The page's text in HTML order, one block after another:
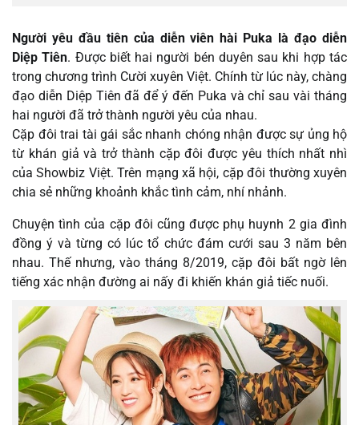
Người yêu đầu tiên của diễn viên hài Puka là đạo diễn
Diệp Tiên. Được biết hai người bén duyên sau khi hợp tác
trong chương trình Cười xuyên Việt. Chính từ lúc này, chàng
đạo diễn Diệp Tiên đã để ý đến Puka và chỉ sau vài tháng
hai người đã trở thành người yêu của nhau.
Cặp đôi trai tài gái sắc nhanh chóng nhận được sự ủng hộ
từ khán giả và trở thành cặp đôi được yêu thích nhất nhì
của Showbiz Việt. Trên mạng xã hội, cặp đôi thường xuyên
chia sẻ những khoảnh khắc tình cảm, nhí nhảnh.
Chuyện tình của cặp đôi cũng được phụ huynh 2 gia đình
đồng ý và từng có lúc tổ chức đám cưới sau 3 năm bên
nhau. Thế nhưng, vào tháng 8/2019, cặp đôi bất ngờ lên
tiếng xác nhận đường ai nấy đi khiến khán giả tiếc nuối.